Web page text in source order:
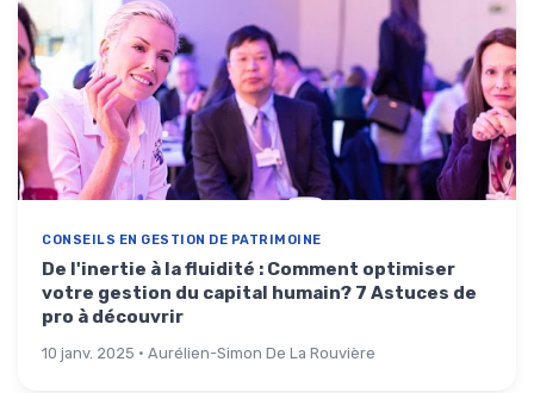
CONSEILS EN GESTION DE PATRIMOINE
De l'inertie à la fluidité : Comment optimiser
votre gestion du capital humain? 7 Astuces de
pro à découvrir
10 janv. 2025 · Aurélien-Simon De La Rouvière